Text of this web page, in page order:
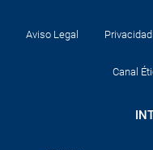
Aviso Legal Privacidad
Canal